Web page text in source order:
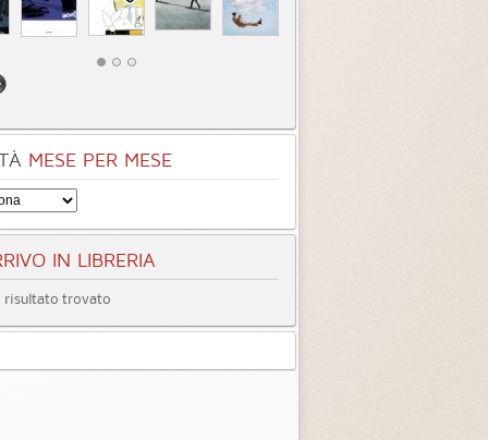
MESE PER MESE
IN LIBRERIA
risultato trovato